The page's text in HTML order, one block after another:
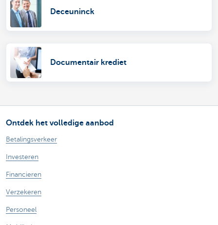
Deceuninck
Documentair krediet
Ontdek het volledige aanbod
Betalingsverkeer
Investeren
Financieren
Verzekeren
Personeel